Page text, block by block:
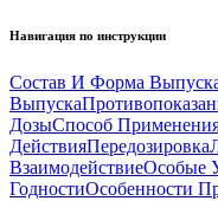
Навигация по инструкции
Состав И Форма
Выпуска
ДозыСпособ
ДействияПередозировка
ВзаимодействиеОсобые
ГодностиОсобенности